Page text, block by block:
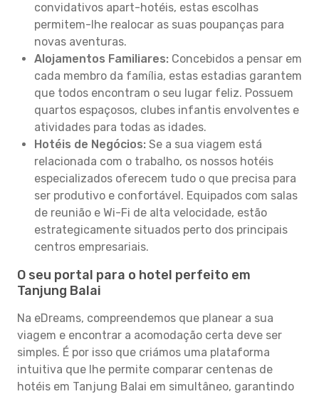
convidativos apart-hotéis, estas escolhas
permitem-lhe realocar as suas poupanças para
novas aventuras.
Alojamentos Familiares: Concebidos a pensar em
cada membro da família, estas estadias garantem
que todos encontram o seu lugar feliz. Possuem
quartos espaçosos, clubes infantis envolventes e
atividades para todas as idades.
Hotéis de Negócios: Se a sua viagem está
relacionada com o trabalho, os nossos hotéis
especializados oferecem tudo o que precisa para
ser produtivo e confortável. Equipados com salas
de reunião e Wi-Fi de alta velocidade, estão
estrategicamente situados perto dos principais
centros empresariais.
O seu portal para o hotel perfeito em
Tanjung Balai
Na eDreams, compreendemos que planear a sua
viagem e encontrar a acomodação certa deve ser
simples. É por isso que criámos uma plataforma
intuitiva que lhe permite comparar centenas de
hotéis em Tanjung Balai em simultâneo, garantindo